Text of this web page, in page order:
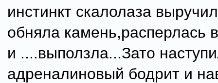
инстинкт скалолаза
обняла камень,расперлась
и ....выползла...Зато
адреналиновый бодрит и